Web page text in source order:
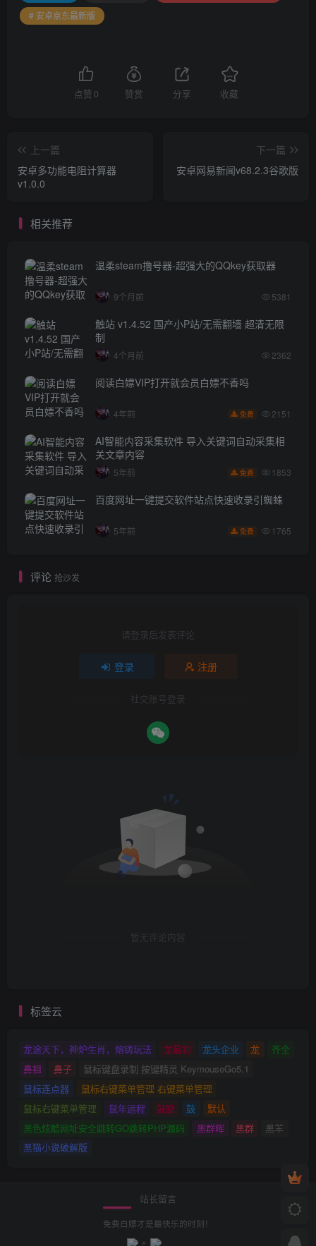
# 安卓京东最新版
点赞 0 赞赏 分享 收藏
上一篇
安卓多功能电阻计算器
v1.0.0
下一篇
安卓网易新闻v68.2.3谷歌版
相关推荐
温柔steam撸号器-超强大的QQkey获取器
9个月前 5381
触站 v1.4.52 国产小P站/无需翻墙 超清无限
制
4个月前 2362
阅读白嫖VIP打开就会员白嫖不香吗
4年前 免费 2151
AI智能内容采集软件 导入关键词自动采集相
关文章内容
5年前 免费 1853
百度网址一键提交软件站点快速收录引蜘蛛
5年前 免费 1765
评论 抢沙发
请登录后发表评论
登录 注册
社交账号登录
暂无评论内容
标签云
龙途天下，神炉生肖，熔铸玩法 龙最初 龙头企业 龙
齐全
鼻祖
鼻子
鼠标键盘录制 按键精灵 KeymouseGo5.1
鼠标连点器
鼠标右键菜单管理 右键菜单管理
鼠标右键菜单管理
鼠年运程 鼓励 鼓
默认
黑色炫酷网址安全跳转GO跳转PHP源码
黑群晖 黑群
黑羊
黑猫小说破解版
站长留言
免费白嫖才是最快乐的时刻！